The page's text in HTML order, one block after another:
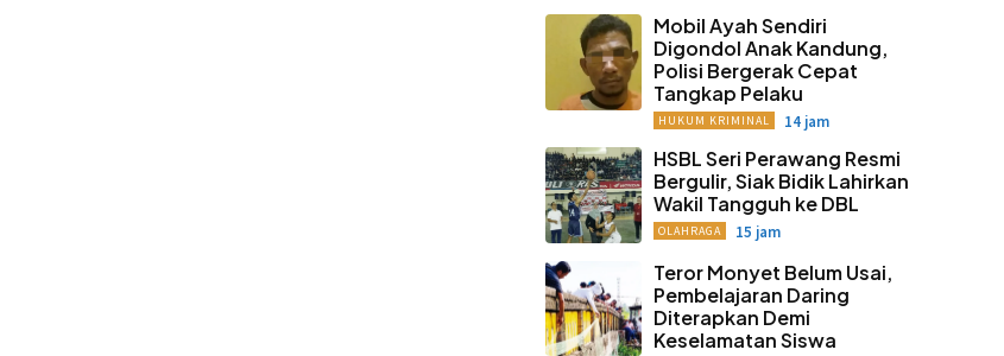
Mobil Ayah Sendiri
Digondol Anak Kandung,
Polisi Bergerak Cepat
Tangkap Pelaku
HUKUM KRIMINAL 14 jam
HSBL Seri Perawang Resmi
Bergulir, Siak Bidik Lahirkan
Wakil Tangguh ke DBL
OLAHRAGA 15 jam
Teror Monyet Belum Usai,
Pembelajaran Daring
Diterapkan Demi
Keselamatan Siswa